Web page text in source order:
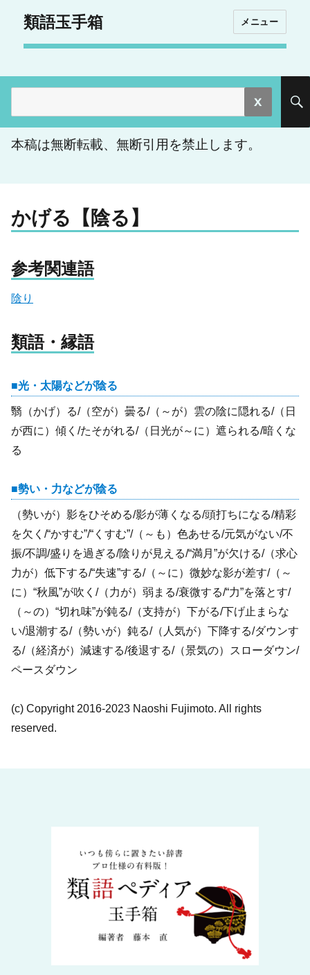
類語玉手箱 メニュー
索:
本稿は無断転載、無断引用を禁止します。
かげる【陰る】
参考関連語
陰り
類語・縁語
光・太陽などが陰る
翳（かげ）る/（空が）曇る/（～が）雲の陰に隠れる/（日
が西に）傾く/たそがれる/（日光が～に）遮られる/暗くな
る
勢い・力などが陰る
（勢いが）影をひそめる/影が薄くなる/頭打ちになる/精彩
を欠く/“かすむ”/“くすむ”/（～も）色あせる/元気がない/不
振/不調/盛りを過ぎる/陰りが見える/“満月”が欠ける/（求心
力が）低下する/“失速”する/（～に）微妙な影が差す/（～
に）“秋風”が吹く/（力が）弱まる/衰微する/“力”を落とす/
（～の）“切れ味”が鈍る/（支持が）下がる/下げ止まらな
い/退潮する/（勢いが）鈍る/（人気が）下降する/ダウンす
る/（経済が）減速する/後退する/（景気の）スローダウン/
ペースダウン
(c) Copyright 2016-2023 Naoshi Fujimoto. All rights
reserved.